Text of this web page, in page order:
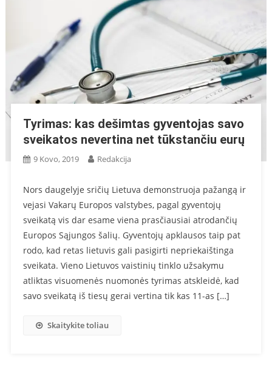
Tyrimas: kas dešimtas gyventojas savo
sveikatos nevertina net tūkstančiu eurų
9 Kovo, 2019 Redakcija
Nors daugelyje sričių Lietuva demonstruoja pažangą ir
vejasi Vakarų Europos valstybes, pagal gyventojų
sveikatą vis dar esame viena prasčiausiai atrodančių
Europos Sąjungos šalių. Gyventojų apklausos taip pat
rodo, kad retas lietuvis gali pasigirti nepriekaištinga
sveikata. Vieno Lietuvos vaistinių tinklo užsakymu
atliktas visuomenės nuomonės tyrimas atskleidė, kad
savo sveikatą iš tiesų gerai vertina tik kas 11-as […]
Skaitykite toliau